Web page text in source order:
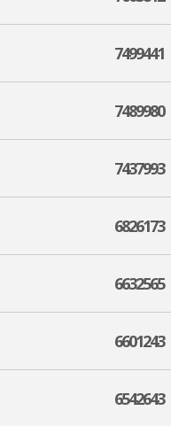
7499441
7489980
7437993
6826173
6632565
6601243
6542643